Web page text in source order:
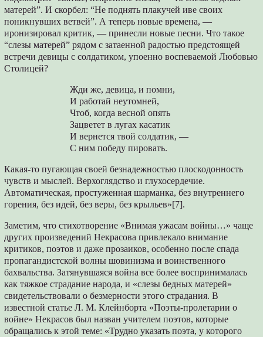
матерей”. И скорбел: “Не поднять плакучей иве своих
поникнувших ветвей”. А теперь новые времена, —
иронизировал критик, — принесли новые песни. Что такое
“слезы матерей” рядом с затаенной радостью предстоящей
встречи девицы с солдатиком, упоенно воспеваемой Любовью
Столицей?
Жди же, девица, и помни,
И работай неутомней,
Чтоб, когда весной опять
Зацветет в лугах касатик
И вернется твой солдатик, —
С ним победу пировать.
Какая-то пугающая своей безнадежностью плоскодонность
чувств и мыслей. Верхоглядство и глухосердечие.
Автоматическая, простуженная шарманка, без внутреннего
горения, без идей, без веры, без крыльев»[7].
Заметим, что стихотворение «Внимая ужасам войны…» чаще
других произведений Некрасова привлекало внимание
критиков, поэтов и даже прозаиков, особенно после спада
пропагандистской волны шовинизма и воинственного
бахвальства. Затянувшаяся война все более воспринималась
как тяжкое страдание народа, и «слезы бедных матерей»
свидетельствовали о безмерности этого страдания. В
известной статье Л. М. Клейнборта «Поэты-пролетарии о
войне» Некрасов был назван учителем поэтов, которые
обращались к этой теме: «Трудно указать поэта, у которого